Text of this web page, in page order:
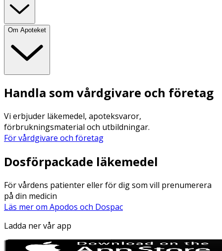
Om Apoteket
Handla som vårdgivare och företag
Vi erbjuder läkemedel, apoteksvaror,
förbrukningsmaterial och utbildningar.
För vårdgivare och företag
Dosförpackade läkemedel
För vårdens patienter eller för dig som vill prenumerera
på din medicin
Läs mer om Apodos och Dospac
Ladda ner vår app